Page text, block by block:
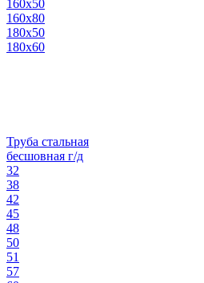
160х50
160х80
180х50
180х60
Труба стальная
бесшовная г/д
32
38
42
45
48
50
51
57